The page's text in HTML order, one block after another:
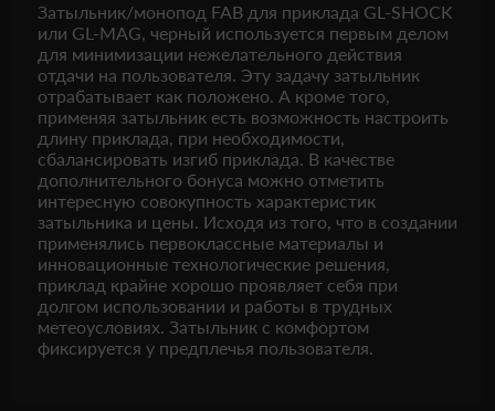
Затыльник/монопод FAB для приклада GL-SHOCK
или GL-MAG, черный используется первым делом
для минимизации нежелательного действия
отдачи на пользователя. Эту задачу затыльник
отрабатывает как положено. А кроме того,
применяя затыльник есть возможность настроить
длину приклада, при необходимости,
сбалансировать изгиб приклада. В качестве
дополнительного бонуса можно отметить
интересную совокупность характеристик
затыльника и цены. Исходя из того, что в создании
применялись первоклассные материалы и
инновационные технологические решения,
приклад крайне хорошо проявляет себя при
долгом использовании и работы в трудных
метеоусловиях. Затыльник с комфортом
фиксируется у предплечья пользователя.